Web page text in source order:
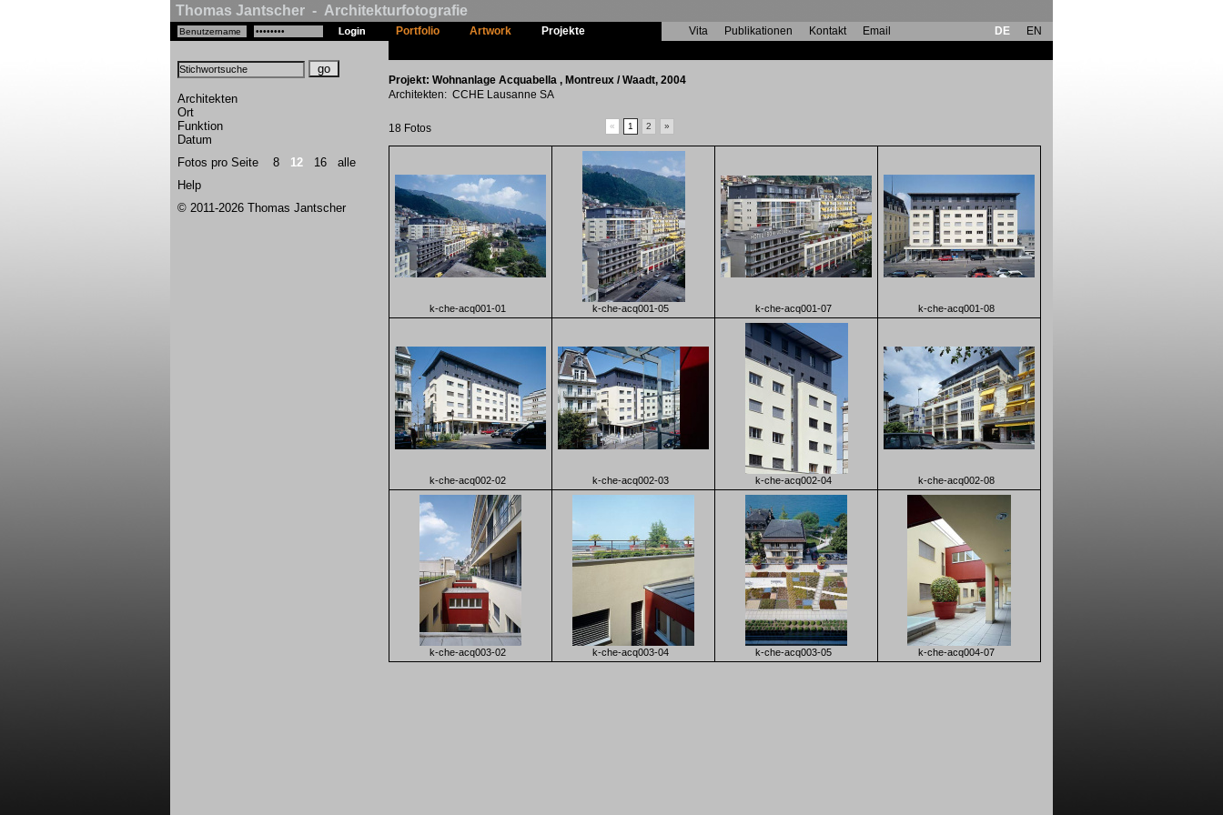
Thomas Jantscher - Architekturfotografie
Architekten
Ort
Funktion
Datum
Fotos pro Seite 8 12 16
alle
Help
© 2011-2026 Thomas Jantscher
Portfolio Artwork Projekte Vita Publikationen Kontakt Email DE
EN
Projekt: Wohnanlage Acquabella , Montreux / Waadt, 2004
Architekten: CCHE Lausanne SA
18 Fotos « 1 2 »
k-che-acq001-01 k-che-acq001-05 k-che-acq001-07 k-che-acq001-08
k-che-acq002-02 k-che-acq002-03 k-che-acq002-04 k-che-acq002-08
k-che-acq003-02 k-che-acq003-04 k-che-acq003-05 k-che-acq004-07